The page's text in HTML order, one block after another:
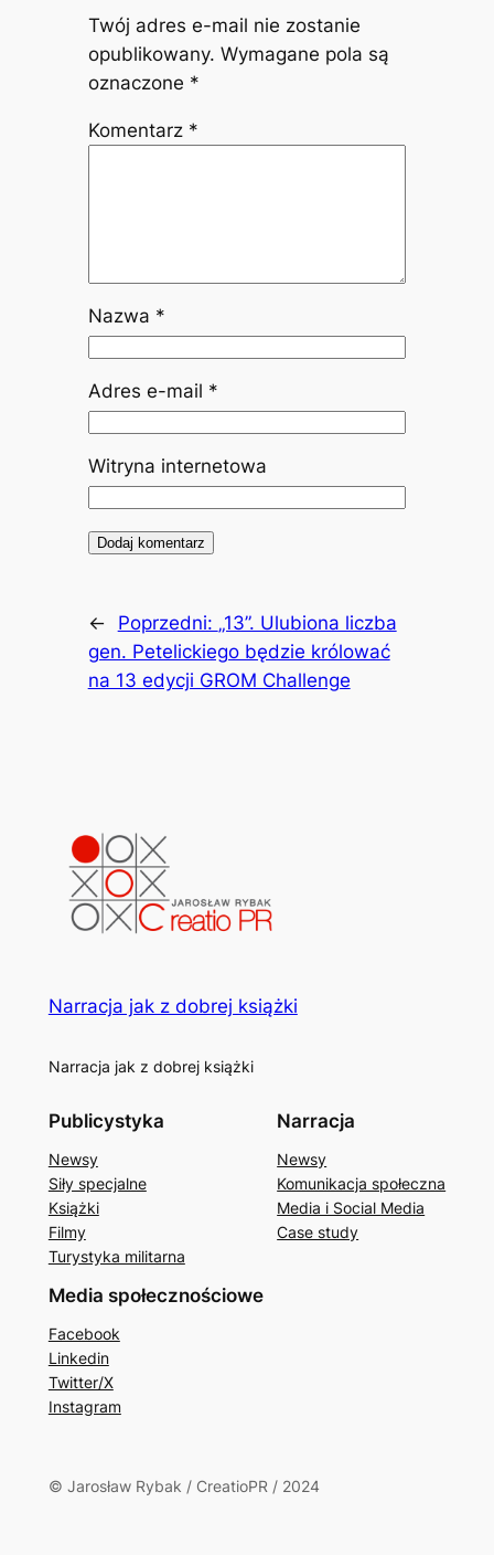
Twój adres e-mail nie zostanie
opublikowany. Wymagane pola są
oznaczone *
Komentarz *
Nazwa *
Adres e-mail *
Witryna internetowa
← Poprzedni: „13”. Ulubiona liczba
gen. Petelickiego będzie królować
na 13 edycji GROM Challenge
Narracja jak z dobrej książki
Narracja jak z dobrej książki
Publicystyka
Newsy
Siły specjalne
Książki
Filmy
Turystyka militarna
Narracja
Newsy
Komunikacja społeczna
Media i Social Media
Case study
Media społecznościowe
Facebook
Linkedin
Twitter/X
Instagram
© Jarosław Rybak / CreatioPR / 2024